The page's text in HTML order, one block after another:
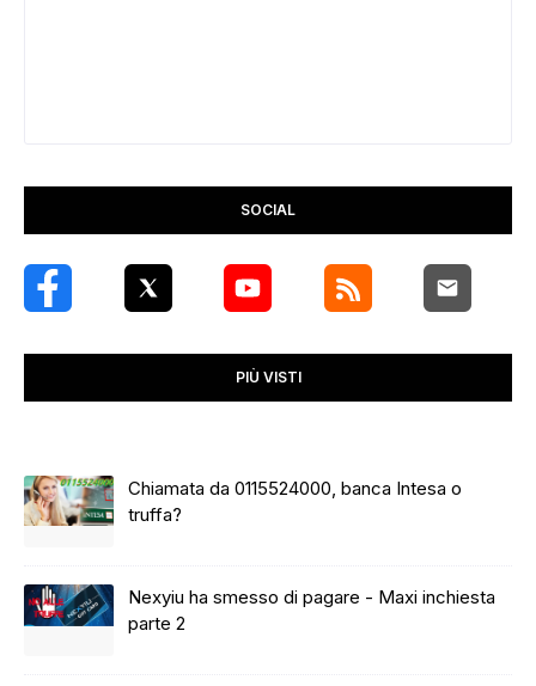
SOCIAL
PIÙ VISTI
Chiamata da 0115524000, banca Intesa o
truffa?
Nexyiu ha smesso di pagare - Maxi inchiesta
parte 2